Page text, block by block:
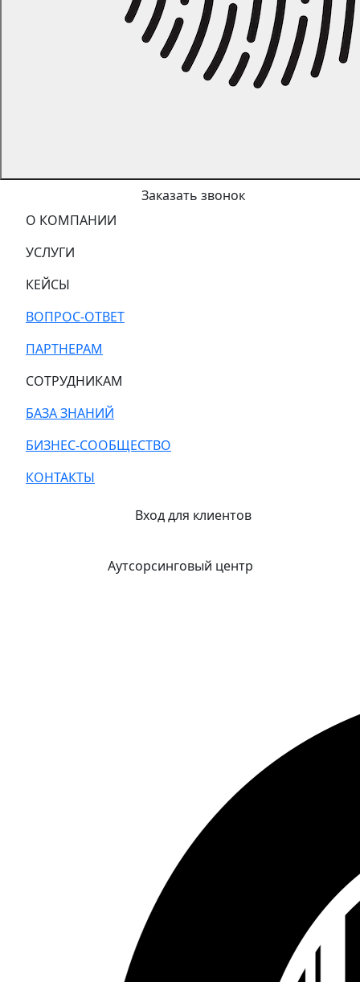
Заказать звонок
О КОМПАНИИ
УСЛУГИ
КЕЙСЫ
ВОПРОС-ОТВЕТ
ПАРТНЕРАМ
СОТРУДНИКАМ
БАЗА ЗНАНИЙ
БИЗНЕС-СООБЩЕСТВО
КОНТАКТЫ
Вход для клиентов
Аутсорсинговый центр